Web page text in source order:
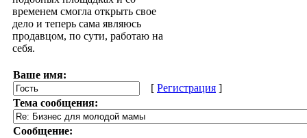
временем смогла открыть свое
дело и теперь сама являюсь
продавцом, по сути, работаю на
себя.
Ваше имя:
[ Регистрация ]
Тема сообщения:
Сообщение: